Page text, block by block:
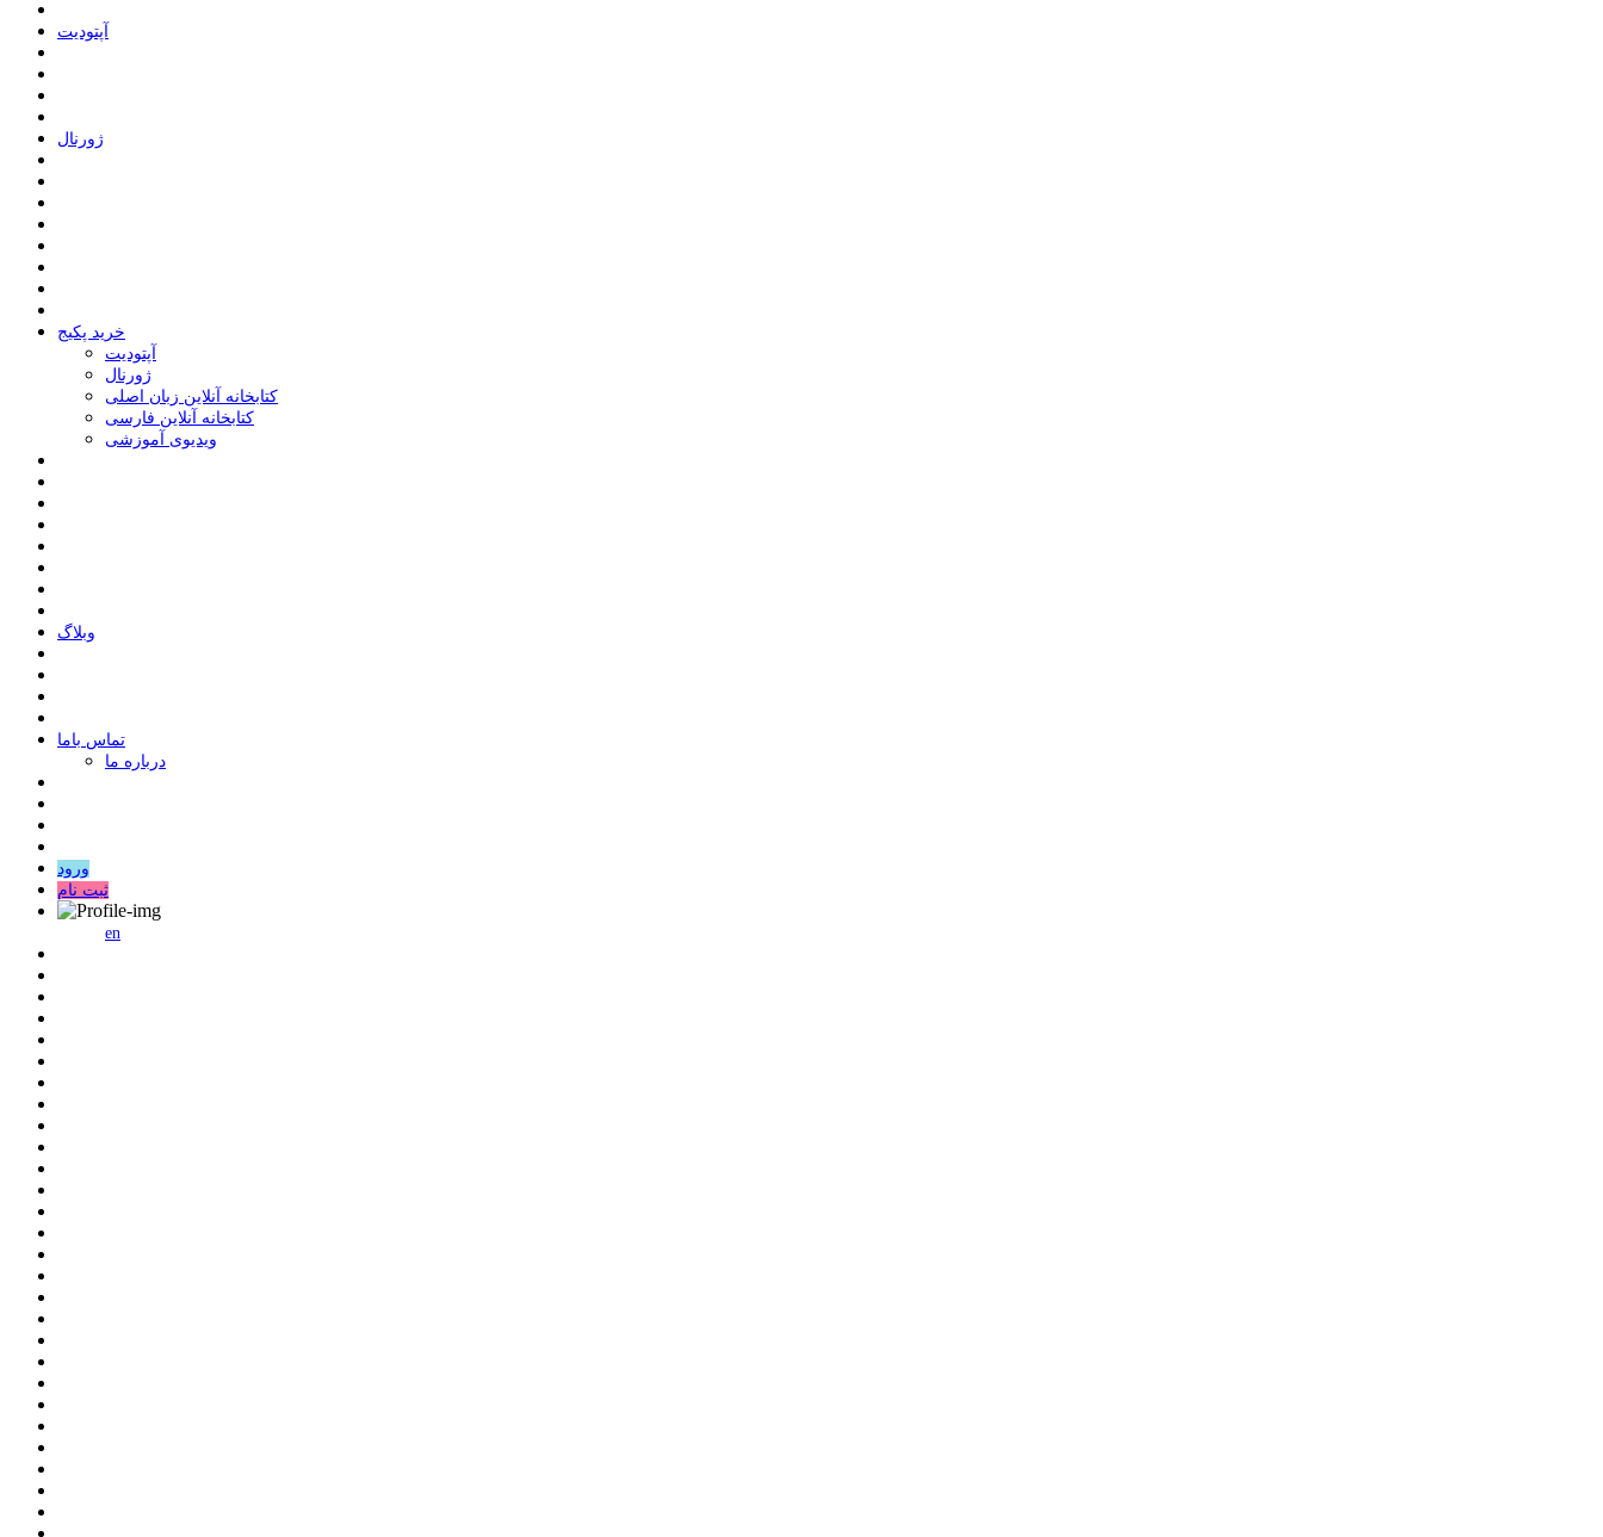
ﺁﭘﺘﻮﺩﯾﺖ
ﮊﻭﺭﻧﺎﻝ
خرید پکیج
ﺁﭘﺘﻮﺩﯾﺖ
ﮊﻭﺭﻧﺎﻝ
کتابخانه آنلاین زبان اصلی
کتابخانه آنلاین فارسی
ویدیوی آموزشی
وبلاگ
ﺗﻤﺎﺱ ﺑﺎﻣﺎ
درباره ما
ورود
ثبت نام
en